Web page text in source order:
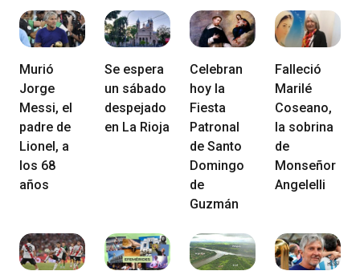
Murió
Jorge
Messi, el
padre de
Lionel, a
los 68
años
Se espera
un sábado
despejado
en La Rioja
Celebran
hoy la
Fiesta
Patronal
de Santo
Domingo
de
Guzmán
Falleció
Marilé
Coseano,
la sobrina
de
Monseñor
Angelelli